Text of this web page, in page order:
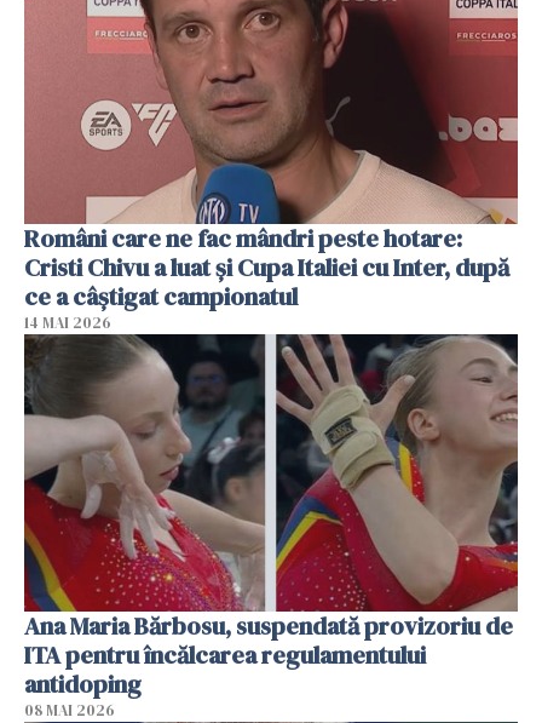
Români care ne fac mândri peste hotare:
Cristi Chivu a luat și Cupa Italiei cu Inter, după
ce a câștigat campionatul
14 MAI 2026
Ana Maria Bărbosu, suspendată provizoriu de
ITA pentru încălcarea regulamentului
antidoping
08 MAI 2026